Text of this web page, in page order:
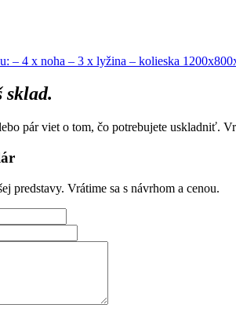
– 4 x noha – 3 x lyžina – kolieska
sklad.
pár viet o tom, čo potrebujete uskladniť.
predstavy. Vrátime sa s návrhom a cenou.